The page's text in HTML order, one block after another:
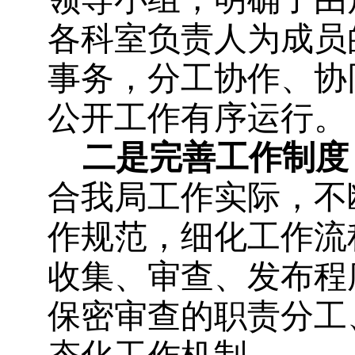
各科室负责人为成
事务，分工协作、
公开工作有序运行。
二是完善工作制
合我局工作实际，
作规范，细化工作
收集、审查、发布
保密审查的职责分